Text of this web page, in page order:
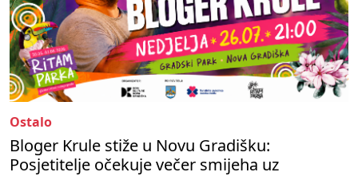
Ostalo
Bloger Krule stiže u Novu Gradišku:
Posjetitelje očekuje večer smijeha uz